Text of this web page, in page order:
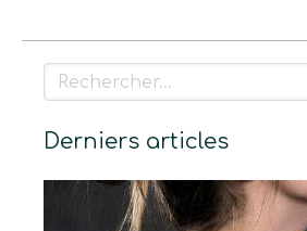
Rechercher
Derniers articles